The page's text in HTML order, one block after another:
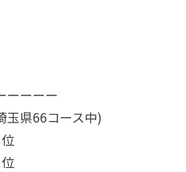
ーーーー
玉県66コース中)